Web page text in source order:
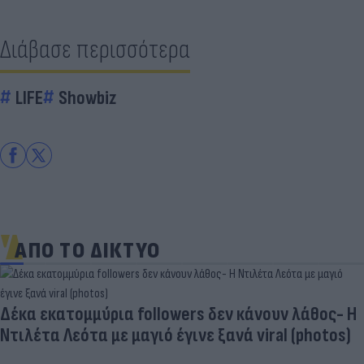
Διάβασε περισσότερα
LIFE Showbiz
ΑΠΟ ΤΟ ΔΙΚΤΥΟ
Δέκα εκατομμύρια followers δεν κάνουν λάθος- Η
Ντιλέτα Λεότα με μαγιό έγινε ξανά viral (photos)